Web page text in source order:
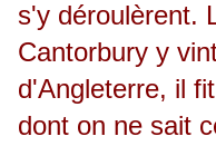
s'y déroulèrent.
Cantorbury y
d'Angleterre, il
dont on ne sait